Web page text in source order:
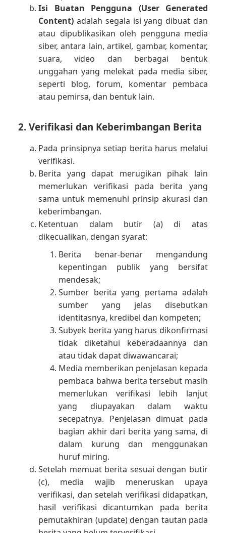
Isi Buatan Pengguna (User Generated
Content) adalah segala isi yang dibuat dan
atau dipublikasikan oleh pengguna media
siber, antara lain, artikel, gambar, komentar,
suara, video dan berbagai bentuk
unggahan yang melekat pada media siber,
seperti blog, forum, komentar pembaca
atau pemirsa, dan bentuk lain.
2. Verifikasi dan Keberimbangan Berita
Pada prinsipnya setiap berita harus melalui
verifikasi.
Berita yang dapat merugikan pihak lain
memerlukan verifikasi pada berita yang
sama untuk memenuhi prinsip akurasi dan
keberimbangan.
Ketentuan dalam butir (a) di atas
dikecualikan, dengan syarat:
Berita benar-benar mengandung
kepentingan publik yang bersifat
mendesak;
Sumber berita yang pertama adalah
sumber yang jelas disebutkan
identitasnya, kredibel dan kompeten;
Subyek berita yang harus dikonfirmasi
tidak diketahui keberadaannya dan
atau tidak dapat diwawancarai;
Media memberikan penjelasan kepada
pembaca bahwa berita tersebut masih
memerlukan verifikasi lebih lanjut
yang diupayakan dalam waktu
secepatnya. Penjelasan dimuat pada
bagian akhir dari berita yang sama, di
dalam kurung dan menggunakan
huruf miring.
Setelah memuat berita sesuai dengan butir
(c), media wajib meneruskan upaya
verifikasi, dan setelah verifikasi didapatkan,
hasil verifikasi dicantumkan pada berita
pemutakhiran (update) dengan tautan pada